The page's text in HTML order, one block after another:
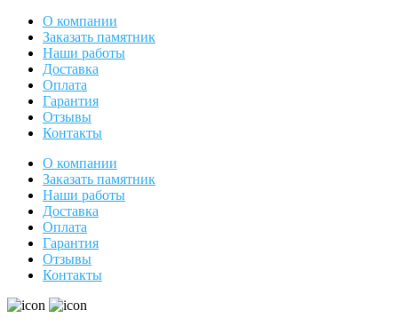
О компании
Заказать памятник
Наши работы
Доставка
Оплата
Гарантия
Отзывы
Контакты
О компании
Заказать памятник
Наши работы
Доставка
Оплата
Гарантия
Отзывы
Контакты